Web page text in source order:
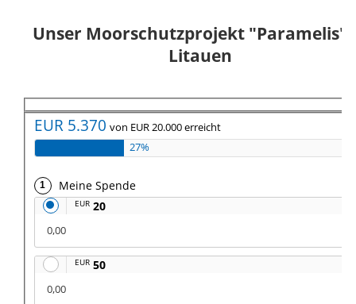
Unser Moorschutzprojekt "Paramelis"
Litauen
EUR 5.370 von EUR 20.000 erreicht
27%
Meine Spende
EUR 20
0,00
EUR 50
0,00